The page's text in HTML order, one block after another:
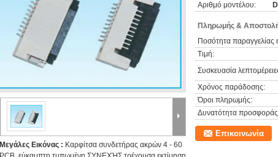
Μεγάλες Εικόνας : Καρφίτσα συνδετήρας ακρών 4 - 60
Αριθμό μοντέλου:
Πληρωμής &
Ποσότητα παραγγελίας
Τιμή:
Συσκευασία
Χρόνος παράδοσης:
Όροι πληρωμής:
Δυνατότητα
Επικοινωνία